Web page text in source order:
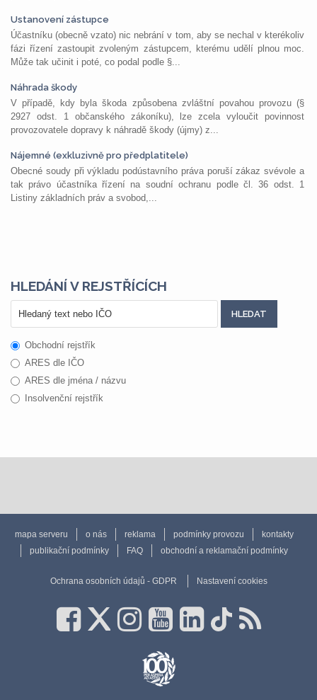
Ustanovení zástupce
Účastníku (obecně vzato) nic nebrání v tom, aby se nechal v kterékoliv
fázi řízení zastoupit zvoleným zástupcem, kterému udělí plnou moc.
Může tak učinit i poté, co podal podle §...
Náhrada škody
V případě, kdy byla škoda způsobena zvláštní povahou provozu (§
2927 odst. 1 občanského zákoníku), lze zcela vyloučit povinnost
provozovatele dopravy k náhradě škody (újmy) z...
Nájemné (exkluzivně pro předplatitele)
Obecné soudy při výkladu podústavního práva poruší zákaz svévole a
tak právo účastníka řízení na soudní ochranu podle čl. 36 odst. 1
Listiny základních práv a svobod,...
HLEDÁNÍ V REJSTŘÍCÍCH
Obchodní rejstřík
ARES dle IČO
ARES dle jména / názvu
Insolvenční rejstřík
mapa serveru o nás reklama podmínky provozu
kontakty
publikační podmínky
FAQ obchodní a reklamační podmínky
Ochrana osobních údajů - GDPR Nastavení cookies